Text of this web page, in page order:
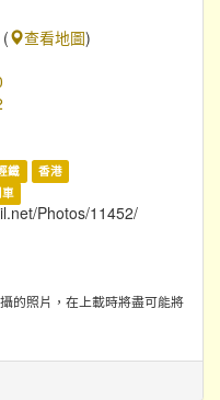
( 查看地圖)
鐵
香港
Photos/11452/
的照片，在上載時將盡可能將